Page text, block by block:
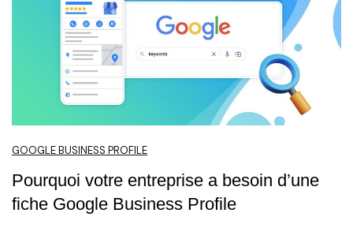
GOOGLE BUSINESS PROFILE
Pourquoi votre entreprise a besoin d’une
fiche Google Business Profile